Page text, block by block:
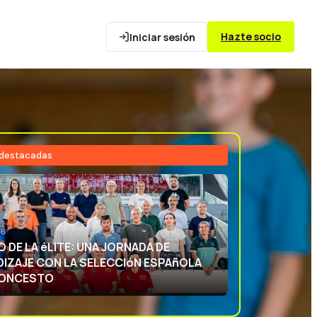
Iniciar sesión Hazte socio
DEPORTIVA: APRENDIENDO CON
ESPAñOLA DE BALONCESTO